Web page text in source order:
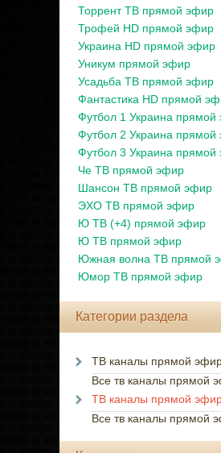
Торрент ТВ прямой эфир
Трофей HD прямой эфир
Украина HD прямой эфир
Уникум прямой эфир
Усадьба ТВ прямой эфир
Фантастика HD прямой
Футбол 1 Украина прямой
Футбол 2 Украина прямой
Футбол 3 Украина прямой
Че ТВ прямой эфир
Шансон ТВ прямой эфир
ЭХО ТВ прямой эфир
Ю ТВ (+4) прямой эфир
Ю ТВ прямой эфир
Южная волна ТВ прямой
Юмор ТВ прямой эфир
Категории раздела
ТВ каналы прямой
Все тв каналы прямой
ТВ каналы прямой
Все тв каналы прямой